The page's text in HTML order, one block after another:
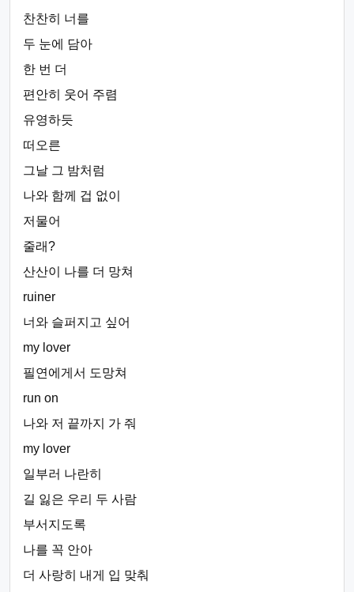
찬찬히 너를
두 눈에 담아
한 번 더
편안히 웃어 주렴
유영하듯
떠오른
그날 그 밤처럼
나와 함께 겁 없이
저물어
줄래?
산산이 나를 더 망쳐
ruiner
너와 슬퍼지고 싶어
my lover
필연에게서 도망쳐
run on
나와 저 끝까지 가 줘
my lover
일부러 나란히
길 잃은 우리 두 사람
부서지도록
나를 꼭 안아
더 사랑히 내게 입 맞춰